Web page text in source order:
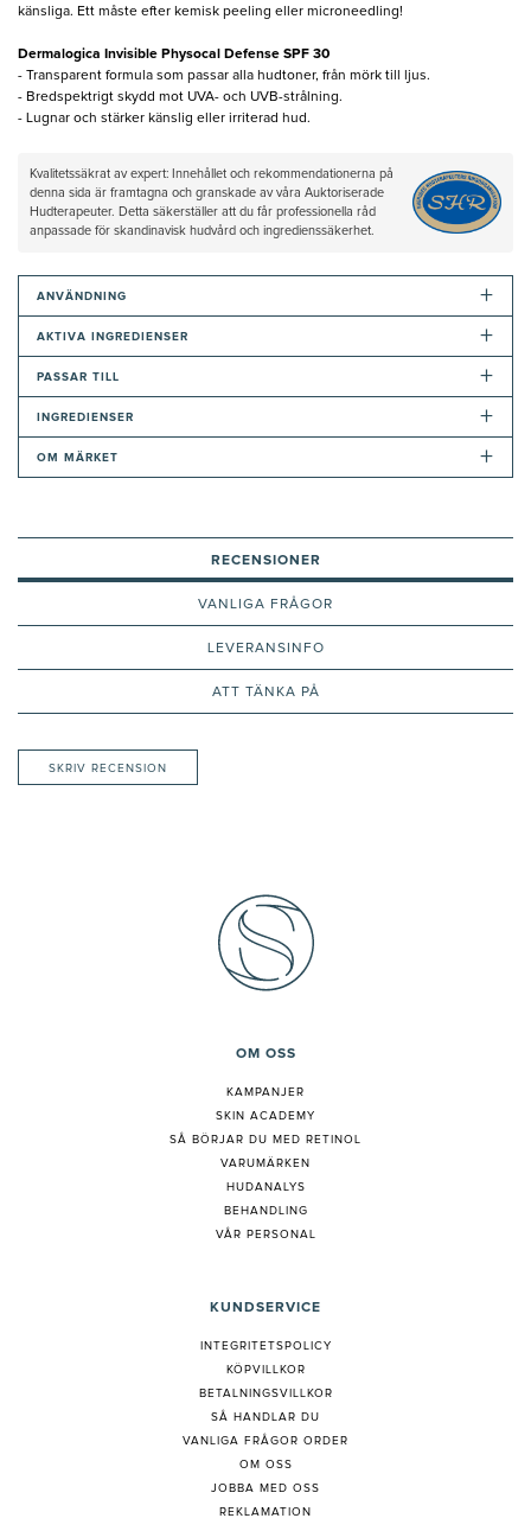
känsliga. Ett måste efter kemisk peeling eller microneedling!
Dermalogica Invisible Physocal Defense SPF 30
- Transparent formula som passar alla hudtoner, från mörk till ljus.
- Bredspektrigt skydd mot UVA- och UVB-strålning.
- Lugnar och stärker känslig eller irriterad hud.
Kvalitetssäkrat av expert: Innehållet och rekommendationerna på
denna sida är framtagna och granskade av våra Auktoriserade
Hudterapeuter. Detta säkerställer att du får professionella råd
anpassade för skandinavisk hudvård och ingredienssäkerhet.
ANVÄNDNING +
AKTIVA INGREDIENSER +
PASSAR TILL +
INGREDIENSER +
OM MÄRKET +
RECENSIONER
VANLIGA FRÅGOR
LEVERANSINFO
ATT TÄNKA PÅ
SKRIV RECENSION
OM OSS
KAMPANJER
SKIN ACADEMY
SÅ BÖRJAR DU MED RETINOL
VARUMÄRKEN
HUDANALYS
BEHANDLING
VÅR PERSONAL
KUNDSERVICE
INTEGRITETSPOLICY
KÖPVILLKOR
BETALNINGSVILLKOR
SÅ HANDLAR DU
VANLIGA FRÅGOR ORDER
OM OSS
JOBBA MED OSS
REKLAMATION